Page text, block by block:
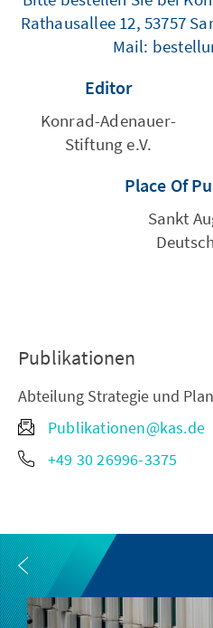
Rathausallee 12, 53757
Mail:
Editor
Konrad-Adenauer-
Stiftung e.V.
Place Of
Sankt
Publikationen
Abteilung Strategie und
Publikationen@kas.de
+49 30 26996-3375